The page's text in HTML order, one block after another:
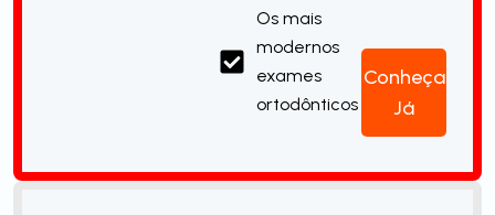
Os mais
modernos
exames
ortodônticos
Conheça
Já